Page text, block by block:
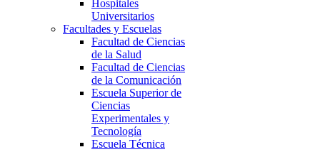
Hospitales
Universitarios
Facultades y Escuelas
Facultad de Ciencias
de la Salud
Facultad de Ciencias
de la Comunicación
Escuela Superior de
Ciencias
Experimentales y
Tecnología
Escuela Técnica